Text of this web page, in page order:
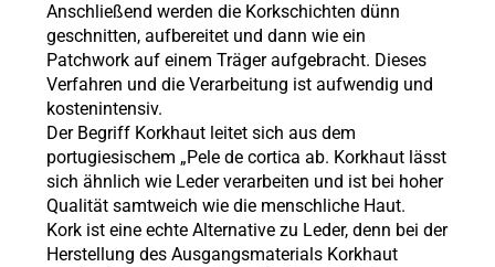
Anschließend werden die Korkschichten dünn
geschnitten, aufbereitet und dann wie ein
Patchwork auf einem Träger aufgebracht. Dieses
Verfahren und die Verarbeitung ist aufwendig und
kostenintensiv.
Der Begriff Korkhaut leitet sich aus dem
portugiesischem „Pele de cortica ab. Korkhaut lässt
sich ähnlich wie Leder verarbeiten und ist bei hoher
Qualität samtweich wie die menschliche Haut.
Kork ist eine echte Alternative zu Leder, denn bei der
Herstellung des Ausgangsmaterials Korkhaut